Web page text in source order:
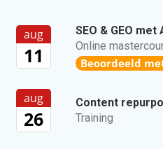
aug
11
SEO & GEO met
Online
Beoordeeld
aug
26
Content
Training